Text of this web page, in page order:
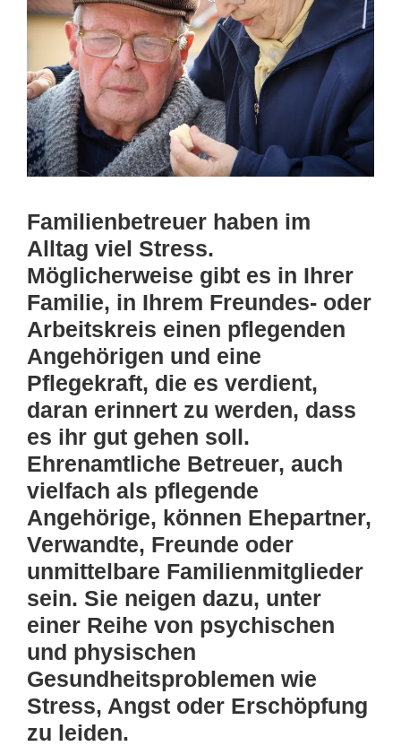
Familienbetreuer haben im
Alltag viel Stress.
Möglicherweise gibt es in Ihrer
Familie, in Ihrem Freundes- oder
Arbeitskreis einen pflegenden
Angehörigen und eine
Pflegekraft, die es verdient,
daran erinnert zu werden, dass
es ihr gut gehen soll.
Ehrenamtliche Betreuer, auch
vielfach als pflegende
Angehörige, können Ehepartner,
Verwandte, Freunde oder
unmittelbare Familienmitglieder
sein. Sie neigen dazu, unter
einer Reihe von psychischen
und physischen
Gesundheitsproblemen wie
Stress, Angst oder Erschöpfung
zu leiden.